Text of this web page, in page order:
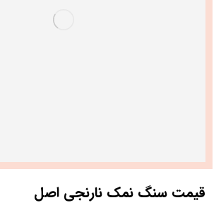
قیمت سنگ نمک نارنجی اصل